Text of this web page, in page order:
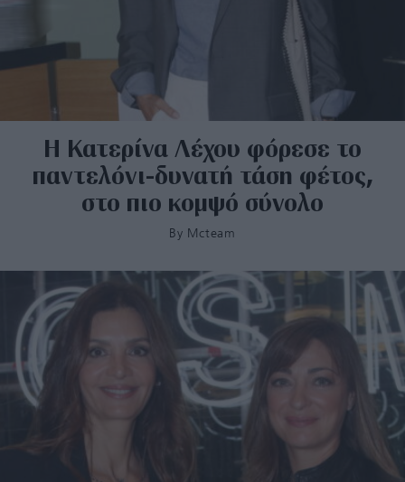
H Κατερίνα Λέχου φόρεσε το
παντελόνι-δυνατή τάση φέτος,
στο πιο κομψό σύνολο
By Mcteam